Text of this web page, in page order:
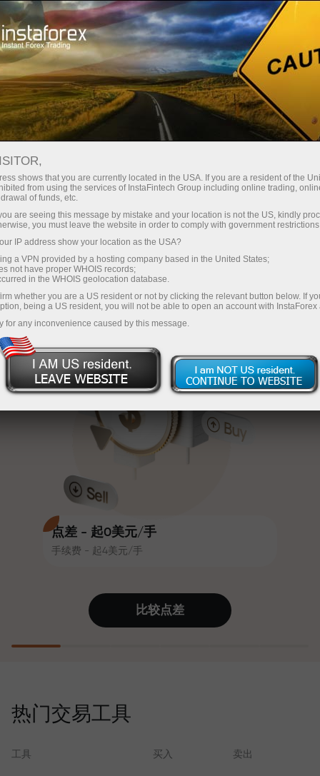
InstaForex
点差 - 起0美元/手
手续费 - 起4美元/手
通过InstaForex获得真正竞争力的机
点差和手续费，以及股票和指数交
易的优惠条件
时可获得高达30%的奖金，并享受
其他促销活动和优惠
赛道速度与交易速度共享相同价值
观。Ales Loprais将刺激与纪律元素
带入交易世界，作为InstaForex合作
伙伴，激励客户实现雄心勃勃的目
值账户即可获得iPhone、MacBook
或梦想旅行
证6个月内利润增长3倍。放心交易—
您的资金受到保护！
最低
每笔存款
30%奖金
交易速度
与赛道速度
您的专属礼物大奖
充值$333—选择价值高达$1,500的礼物
无风险交易—
我们保证您的利润
最高X1000奖金—市场上最大倍数
比较点差
热门交易工具
工具 买入 卖出
shows that you are currently located in the USA. If you are a resident of the
from using the services of InstaFintech Group including online trading,
of funds, etc.
are seeing this message by mistake and your location is not the US, kindly
you must leave the website in order to comply with government
IP address show your location as the USA?
a VPN provided by a hosting company based in the United States;
not have proper WHOIS records;
in the WHOIS geolocation database.
whether you are a US resident or not by clicking the relevant button below. If
being a US resident, you will not be able to open an account with InstaForex
for any inconvenience caused by this message.